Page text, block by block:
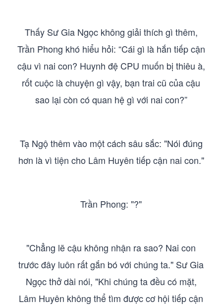
Thấy Sư Gia Ngọc không giải thích gì thêm,
Trần Phong khó hiểu hỏi: “Cái gì là hắn tiếp cận
cậu vì nai con? Huynh đệ CPU muốn bị thiêu à,
rốt cuộc là chuyện gì vậy, bạn trai cũ của cậu
sao lại còn có quan hệ gì với nai con?”
Tạ Ngộ thêm vào một cách sâu sắc: "Nói đúng
hơn là vì tiện cho Lâm Huyên tiếp cận nai con."
Trần Phong: "?"
"Chẳng lẽ cậu không nhận ra sao? Nai con
trước đây luôn rất gắn bó với chúng ta." Sư Gia
Ngọc thở dài nói, "Khi chúng ta đều có mặt,
Lâm Huyên không thể tìm được cơ hội tiếp cận